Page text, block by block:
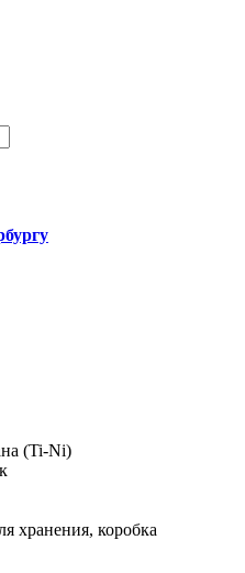
(Ti-Ni)
хранения, коробка